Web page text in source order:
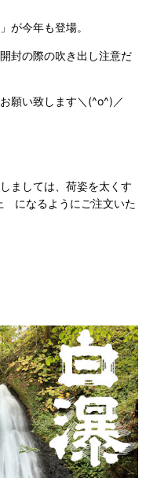
が今年も登場。
封の際の吹き出し注意だ
願い致します＼(^o^)／
ましては、荷姿を太くす
になるようにご注文いた